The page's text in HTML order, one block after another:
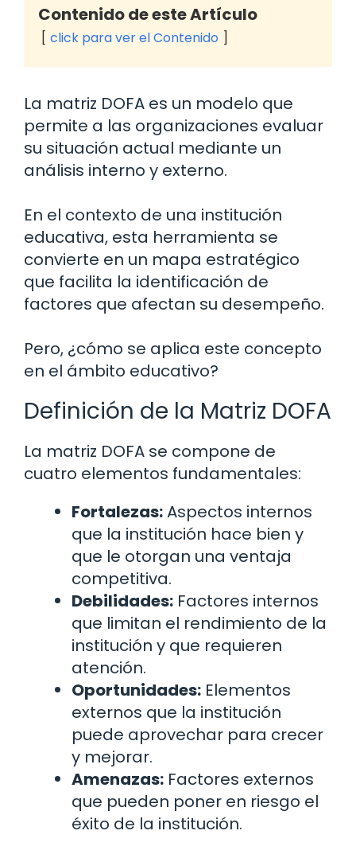
Contenido de este Artículo
click para ver el Contenido
La matriz DOFA es un modelo que
permite a las organizaciones evaluar
su situación actual mediante un
análisis interno y externo.
En el contexto de una institución
educativa, esta herramienta se
convierte en un mapa estratégico
que facilita la identificación de
factores que afectan su desempeño.
Pero, ¿cómo se aplica este concepto
en el ámbito educativo?
Definición de la Matriz DOFA
La matriz DOFA se compone de
cuatro elementos fundamentales:
Fortalezas:Aspectos internos
que la institución hace bien y
que le otorgan una ventaja
competitiva.
Debilidades: Factores internos
que limitan el rendimiento de la
institución y que requieren
atención.
Oportunidades: Elementos
externos que la institución
puede aprovechar para crecer
y mejorar.
Amenazas: Factores externos
que pueden poner en riesgo el
éxito de la institución.